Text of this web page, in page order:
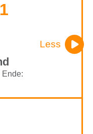
Ende:
Less